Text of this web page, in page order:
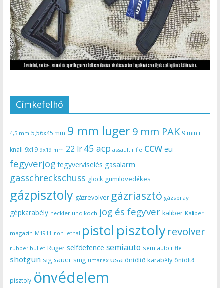
Címkefelhő
4,5 mm 5,56x45 mm 9 mm luger9 mm PAK 9 mm r
knall 9x19 9x19 mm 22 lr 45 acp assault rifle ccw eu
fegyverjog fegyverviselés gasalarm
gasschreckschuss glock gumilövedékes
gázpisztoly gázrevolver gázriasztó gázspray
gépkarabély heckler und koch jog és fegyver kaliber Kaliber
magazin M1911 non lethal pistol pisztoly revolver
rubber bullet Ruger selfdefence semiauto semiauto rifle
shotgun sig sauer smg umarex usa öntöltő karabély öntöltő
pisztoly önvédelem